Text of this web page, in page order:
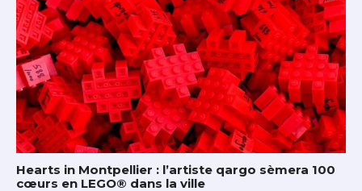
Hearts in Montpellier : l’artiste qargo sèmera 100
cœurs en LEGO® dans la ville